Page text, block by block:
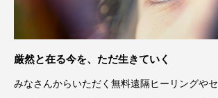
厳然と在る今を、ただ生きていく
みなさんからいただく無料遠隔ヒーリングや